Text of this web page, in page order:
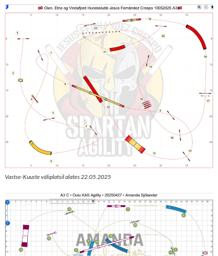
Vastse-Kuuste väliplatsil alates 22.05.2025